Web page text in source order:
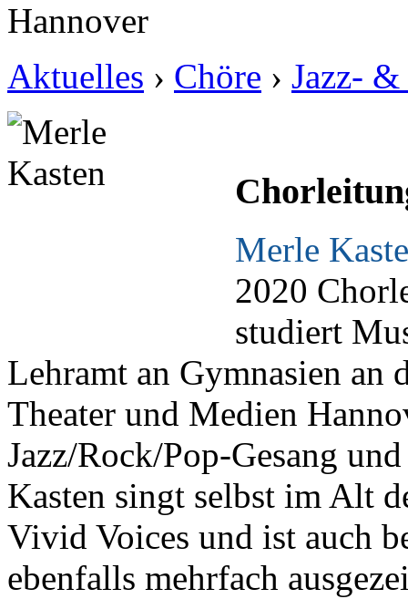
Aktuelles › Chöre › Jazz- &
Merle
2020
studiert
Lehramt an Gymnasien
Theater und Medien
Jazz/Rock/Pop-Gesang
Kasten singt selbst im Alt
Vivid Voices und ist auch
ebenfalls mehrfach